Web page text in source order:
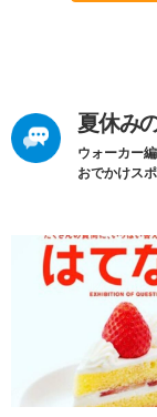
夏休み
ウォーカー
おでかけス